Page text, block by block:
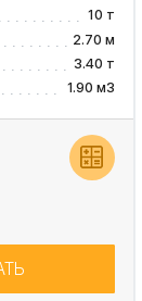
10 т
2.70 м
3.40 т
1.90 м3